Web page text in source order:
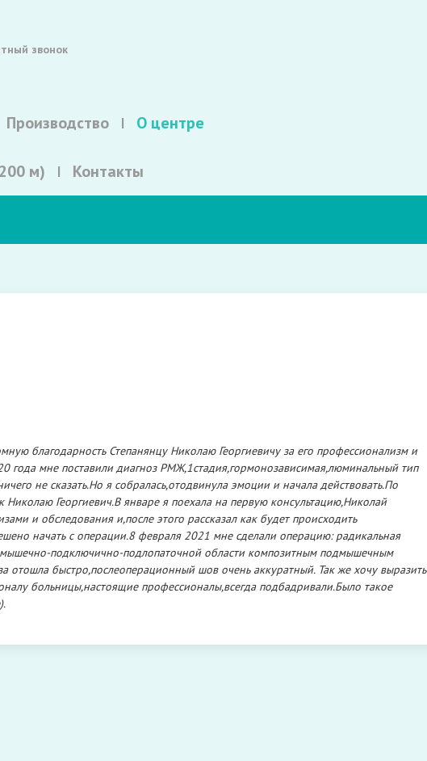
звонок
Производство О центре
м) Контакты
благодарность Степанянцу Николаю Георгиевичу за его профессионализм и
года мне поставили диагноз РМЖ,1стадия,гормонозависимая,люминальный тип
не сказать.Но я собралась,отодвинула эмоции и начала действовать.По
Георгиевич.В январе я поехала на первую консультацию,Николай
и обследования и,после этого рассказал как будет происходить
начать с операции.8 февраля 2021 мне сделали операцию: радикальная
подключично-подлопаточной области композитным подмышечным
отошла быстро,послеоперационный шов очень аккуратный. Так же хочу выразить
больницы,настоящие профессионалы,всегда подбадривали.Было такое